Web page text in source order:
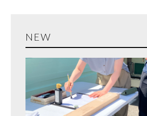
NEW